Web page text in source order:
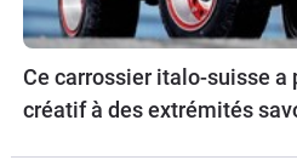
Ce carrossier italo-suisse a
créatif à des extrémités